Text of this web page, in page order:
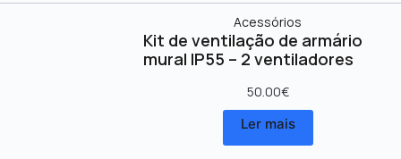
Acessórios
Kit de ventilação de armário
mural IP55 – 2 ventiladores
50.00€
Ler mais